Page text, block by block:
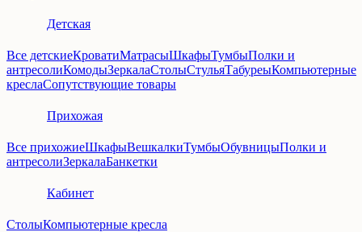
Детская
Все детскиеКроватиМатрасыШкафыТумбыПолки и
антресолиКомодыЗеркалаСтолыСтульяТабуреыКомпьютерные
креслаСопутствующие товары
Прихожая
Все прихожиеШкафыВешкалкиТумбыОбувницыПолки и
антресолиЗеркалаБанкетки
Кабинет
СтолыКомпьютерные кресла